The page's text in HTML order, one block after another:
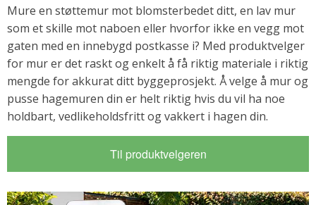
Mure en støttemur mot blomsterbedet ditt, en lav mur
som et skille mot naboen eller hvorfor ikke en vegg mot
gaten med en innebygd postkasse i? Med produktvelger
for mur er det raskt og enkelt å få riktig materiale i riktig
mengde for akkurat ditt byggeprosjekt. Å velge å mur og
pusse hagemuren din er helt riktig hvis du vil ha noe
holdbart, vedlikeholdsfritt og vakkert i hagen din.
Til produktvelgeren